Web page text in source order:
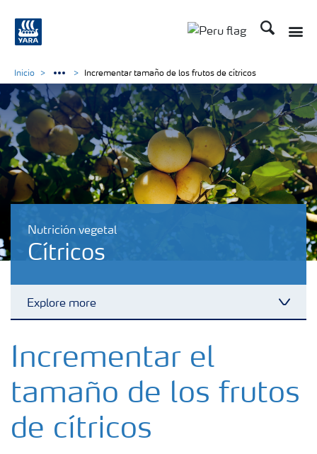
Buscar
Nutrición vegetal
Cítricos
Explore more
Portafolio de Agricultura Digital
Almacenaje y manejo de fertilizantes
Inicio Incrementar tamaño de los frutos de cítricos
Incrementar el
tamaño de los frutos
de cítricos